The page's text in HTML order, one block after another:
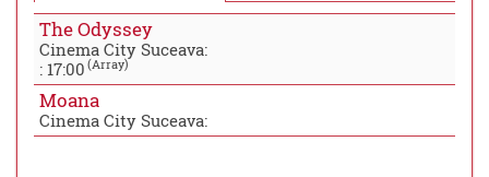
The Odyssey
Cinema City Suceava:
: 17:00 (Array)
Moana
Cinema City Suceava: